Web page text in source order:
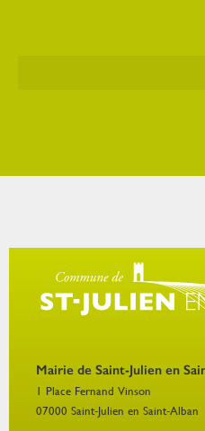
Mairie de Saint-Julien en
1 Place Fernand Vinson
07000 Saint-Julien en Saint-Alban